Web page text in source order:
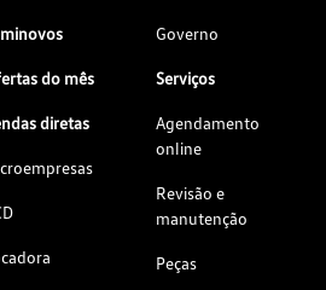
do mês
diretas
Governo
Serviços
Agendamento
online
Revisão e
manutenção
Peças